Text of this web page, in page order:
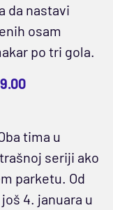
da nastavi
osam
po tri gola.
tima u
seriji ako
parketu. Od
4. januara u